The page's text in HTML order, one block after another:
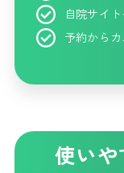
自院サイ
予約から
使いや